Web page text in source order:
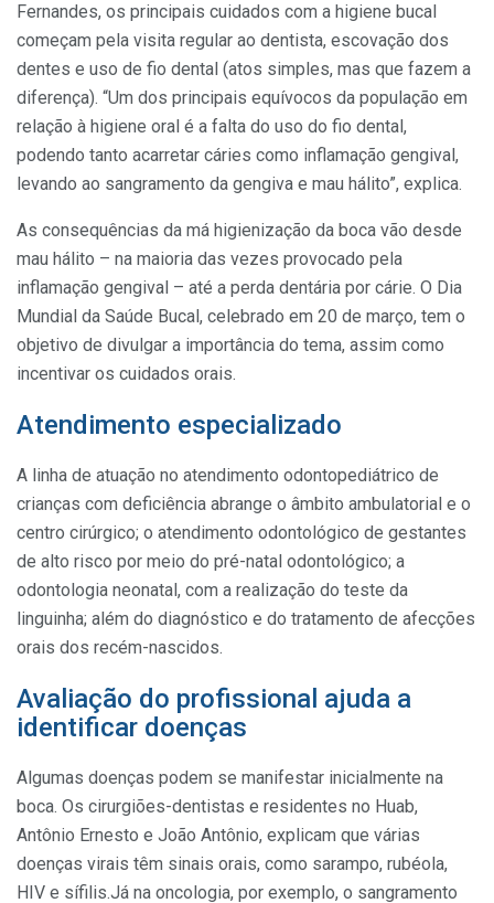
Fernandes, os principais cuidados com a higiene bucal
começam pela visita regular ao dentista, escovação dos
dentes e uso de fio dental (atos simples, mas que fazem a
diferença). “Um dos principais equívocos da população em
relação à higiene oral é a falta do uso do fio dental,
podendo tanto acarretar cáries como inflamação gengival,
levando ao sangramento da gengiva e mau hálito”, explica.
As consequências da má higienização da boca vão desde
mau hálito – na maioria das vezes provocado pela
inflamação gengival – até a perda dentária por cárie. O Dia
Mundial da Saúde Bucal, celebrado em 20 de março, tem o
objetivo de divulgar a importância do tema, assim como
incentivar os cuidados orais.
Atendimento especializado
A linha de atuação no atendimento odontopediátrico de
crianças com deficiência abrange o âmbito ambulatorial e o
centro cirúrgico; o atendimento odontológico de gestantes
de alto risco por meio do pré-natal odontológico; a
odontologia neonatal, com a realização do teste da
linguinha; além do diagnóstico e do tratamento de afecções
orais dos recém-nascidos.
Avaliação do profissional ajuda a
identificar doenças
Algumas doenças podem se manifestar inicialmente na
boca. Os cirurgiões-dentistas e residentes no Huab,
Antônio Ernesto e João Antônio, explicam que várias
doenças virais têm sinais orais, como sarampo, rubéola,
HIV e sífilis.Já na oncologia, por exemplo, o sangramento